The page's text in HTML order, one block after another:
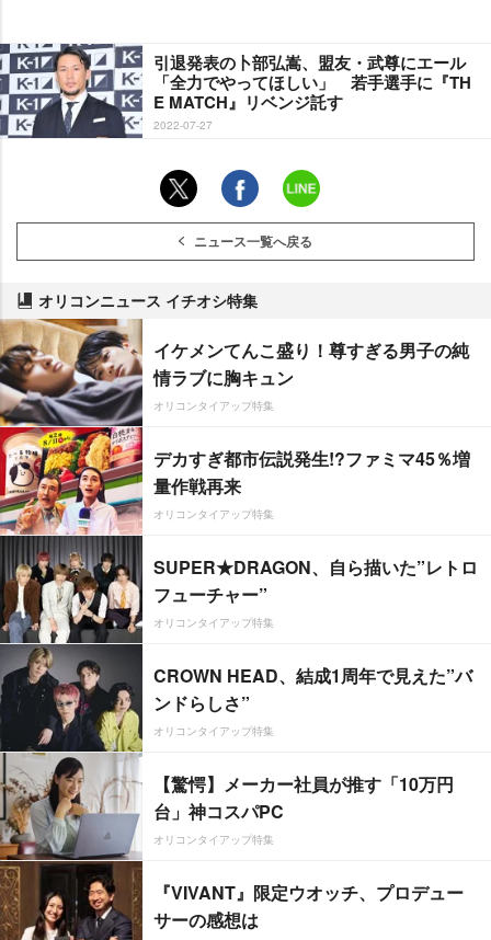
引退発表の卜部弘嵩、盟友・武尊にエール
「全力でやってほしい」 若手選手に『TH
E MATCH』リベンジ託す
2022-07-27
ニュース一覧へ戻る
オリコンニュース イチオシ特集
イケメンてんこ盛り！尊すぎる男子の純
情ラブに胸キュン
オリコンタイアップ特集
デカすぎ都市伝説発生!?ファミマ45％増
量作戦再来
オリコンタイアップ特集
SUPER★DRAGON、自ら描いた”レトロ
フューチャー”
オリコンタイアップ特集
CROWN HEAD、結成1周年で見えた”バ
ンドらしさ”
オリコンタイアップ特集
【驚愕】メーカー社員が推す「10万円
台」神コスパPC
オリコンタイアップ特集
『VIVANT』限定ウオッチ、プロデュー
サーの感想は